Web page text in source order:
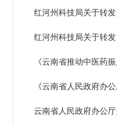
审计结果公告
公共资源交易信息公开
应急管理信息公开
环境保护信息公开
减税降费信息公开